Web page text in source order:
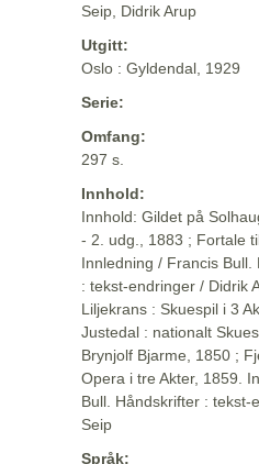
Seip, Didrik Arup
Utgitt:
Oslo : Gyldendal, 1929
Serie:
Omfang:
297 s.
Innhold:
Innhold: Gildet på
- 2. udg., 1883 ; Fortale
Innledning / Francis
: tekst-endringer / Didrik
Liljekrans : Skuespil i 3
Justedal : nationalt
Brynjolf Bjarme, 1850 ;
Opera i tre Akter, 1859.
Bull. Håndskrifter : tekst-
Seip
Språk: